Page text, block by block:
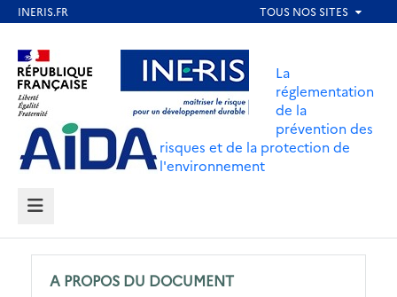
contenu
principal
Aller au contenu Aller au menu
Aller au pied de page
La
réglementation
de la
prévention des
risques et de la protection de
l'environnement
MENU
A PROPOS DU DOCUMENT